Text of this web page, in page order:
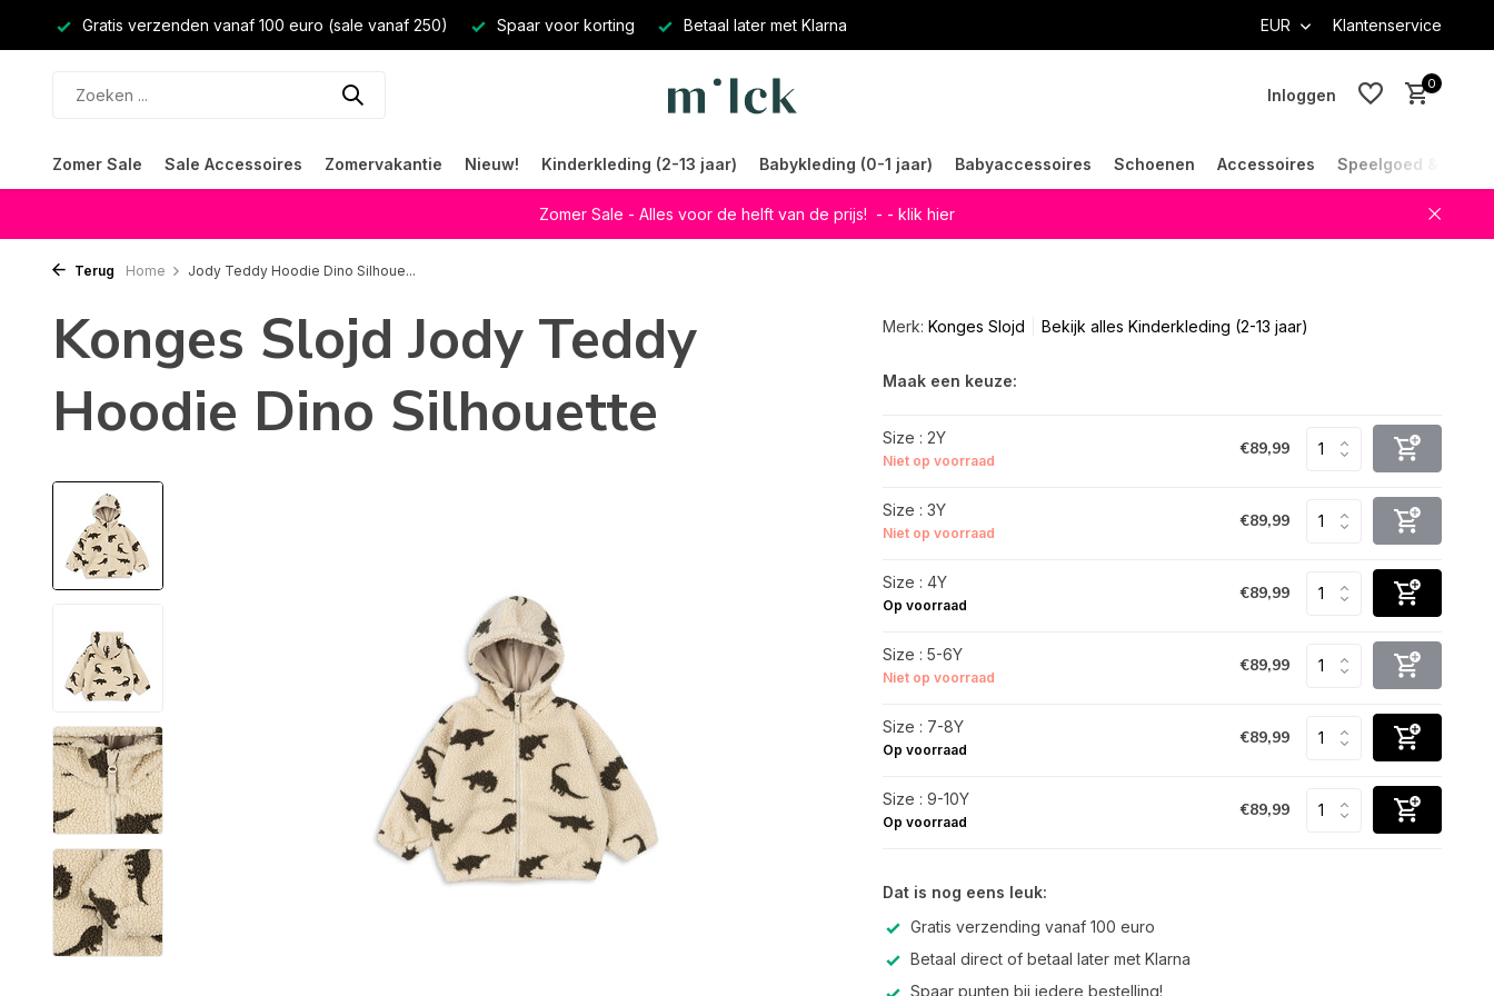
Gratis verzenden vanaf 100 euro (sale vanaf 250) Spaar voor korting Betaal later met Klarna EUR Klantenservice
Inloggen
0
Zomer Sale Sale Accessoires Zomervakantie Nieuw! Kinderkleding (2-13 jaar) Babykleding (0-1 jaar) Babyaccessoires Schoenen Accessoires Speelgoed &
Zomer Sale - Alles voor de helft van de prijs! - - klik hier
Terug Home Jody Teddy Hoodie Dino Silhoue...
Konges Slojd Jody Teddy
Hoodie Dino Silhouette
Merk: Konges Slojd Bekijk alles Kinderkleding (2-13 jaar)
Maak een keuze:
Size : 2Y
Niet op voorraad
€89,99
Size : 3Y
Niet op voorraad
€89,99
Size : 4Y
Op voorraad
€89,99
Size : 5-6Y
Niet op voorraad
€89,99
Size : 7-8Y
Op voorraad
€89,99
Size : 9-10Y
Op voorraad
€89,99
Dat is nog eens leuk:
Gratis verzending vanaf 100 euro
Betaal direct of betaal later met Klarna
Spaar punten bij iedere bestelling!